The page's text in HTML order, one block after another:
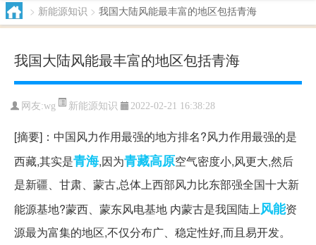
> 新能源知识 > 我国大陆风能最丰富的地区包括青海
我国大陆风能最丰富的地区包括青海
网友:wg 新能源知识 2022-02-21 16:38:28
[摘要]：中国风力作用最强的地方排名?风力作用最强的是
西藏,其实是青海,因为青藏高原空气密度小,风更大,然后
是新疆、甘肃、蒙古,总体上西部风力比东部强全国十大新
能源基地?蒙西、蒙东风电基地 内蒙古是我国陆上风能资
源最为富集的地区,不仅分布广、稳定性好,而且易开发。